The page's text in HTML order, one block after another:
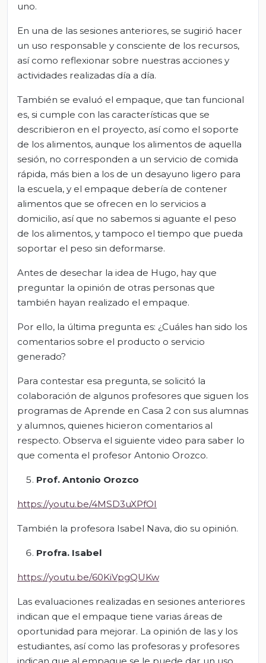
uno.
En una de las sesiones anteriores, se sugirió hacer
un uso responsable y consciente de los recursos,
así como reflexionar sobre nuestras acciones y
actividades realizadas día a día.
También se evaluó el empaque, que tan funcional
es, si cumple con las características que se
describieron en el proyecto, así como el soporte
de los alimentos, aunque los alimentos de aquella
sesión, no corresponden a un servicio de comida
rápida, más bien a los de un desayuno ligero para
la escuela, y el empaque debería de contener
alimentos que se ofrecen en lo servicios a
domicilio, así que no sabemos si aguante el peso
de los alimentos, y tampoco el tiempo que pueda
soportar el peso sin deformarse.
Antes de desechar la idea de Hugo, hay que
preguntar la opinión de otras personas que
también hayan realizado el empaque.
Por ello, la última pregunta es: ¿Cuáles han sido los
comentarios sobre el producto o servicio
generado?
Para contestar esa pregunta, se solicitó la
colaboración de algunos profesores que siguen los
programas de Aprende en Casa 2 con sus alumnas
y alumnos, quienes hicieron comentarios al
respecto. Observa el siguiente video para saber lo
que comenta el profesor Antonio Orozco.
Prof. Antonio Orozco
https://youtu.be/4MSD3uXPfOI
También la profesora Isabel Nava, dio su opinión.
Profra. Isabel
https://youtu.be/60KiVpgQUKw
Las evaluaciones realizadas en sesiones anteriores
indican que el empaque tiene varias áreas de
oportunidad para mejorar. La opinión de las y los
estudiantes, así como las profesoras y profesores